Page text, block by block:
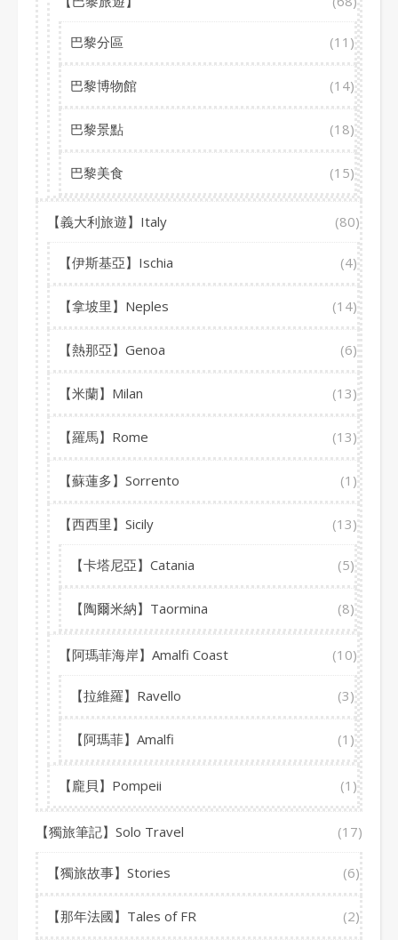
巴黎分區 (11)
巴黎博物館 (14)
巴黎景點 (18)
巴黎美食 (15)
【義大利旅遊】Italy (80)
【伊斯基亞】Ischia (4)
【拿坡里】Neples (14)
【熱那亞】Genoa (6)
【米蘭】Milan (13)
【羅馬】Rome (13)
【蘇蓮多】Sorrento (1)
【西西里】Sicily (13)
【卡塔尼亞】Catania (5)
【陶爾米納】Taormina (8)
【阿瑪菲海岸】Amalfi Coast (10)
【拉維羅】Ravello (3)
【阿瑪菲】Amalfi (1)
【龐貝】Pompeii (1)
【獨旅筆記】Solo Travel (17)
【獨旅故事】Stories (6)
【那年法國】Tales of FR (2)